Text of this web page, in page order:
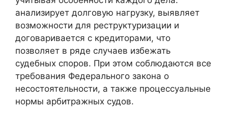
анализирует долговую нагрузку, выявляет
возможности для реструктуризации и
договаривается с кредиторами, что
позволяет в ряде случаев избежать
судебных споров. При этом соблюдаются все
требования Федерального закона о
несостоятельности, а также процессуальные
нормы арбитражных судов.